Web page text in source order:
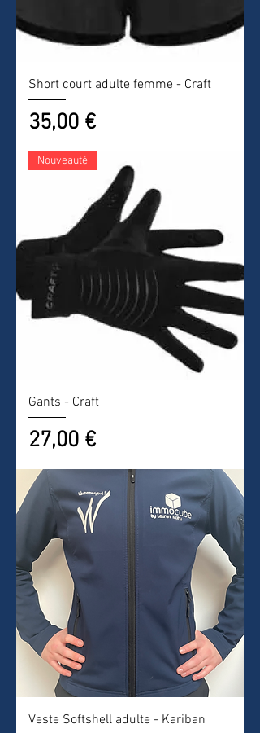
Short court adulte femme - Craft
Prix
35,00 €
Nouveauté
Gants - Craft
Prix
27,00 €
Veste Softshell adulte - Kariban